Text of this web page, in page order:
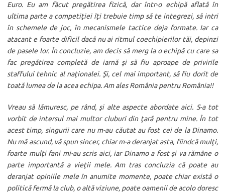
Euro. Eu am făcut pregătirea fizică, dar într-o echipă aflată în
ultima parte a competiţiei îţi trebuie timp să te integrezi, să intri
în schemele de joc, în mecanismele tactice deja formate. Iar ca
atacant e foarte dificil dacă nu ai ritmul coechipierilor tăi, depinzi
de pasele lor. În concluzie, am decis să merg la o echipă cu care sa
fac pregătirea completă de iarnă şi să fiu aproape de privirile
staffului tehnic al naţionalei. Şi, cel mai important, să fiu dorit de
toată lumea de la acea echipa. Am ales România pentru România!!
Vreau să lămuresc, pe rând, şi alte aspecte abordate aici. S-a tot
vorbit de intersul mai multor cluburi din ţară pentru mine. În tot
acest timp, singurii care nu m-au căutat au fost cei de la Dinamo.
Nu mă ascund, vă spun sincer, chiar m-a deranjat asta, fiindcă mulţi,
foarte mulţi fani mi-au scris aici, iar Dinamo a fost şi va rămâne o
parte importantă a vieţii mele. Am tras concluzia că poate au
deranjat opiniile mele în anumite momente, poate chiar există o
politică fermă la club, o altă viziune, poate oamenii de acolo doresc